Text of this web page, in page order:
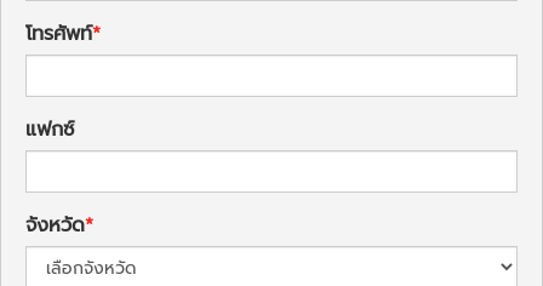
โทรศัพท์
แฟกซ์
จังหวัด